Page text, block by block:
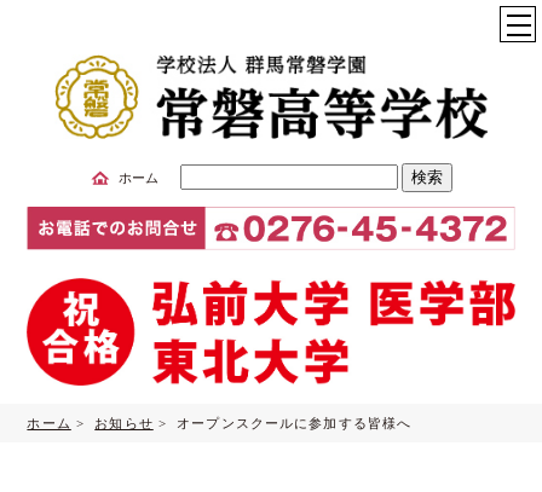
ホーム
ト
内
検
索
ホーム > お知らせ > オープンスクールに参加する皆様へ